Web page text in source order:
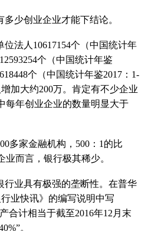
少创业企业才能下结论。
位法人10617154个（中国统计年
个（中国统计年鉴
个（中国统计年鉴2017：1-
加大约200万。肯定有不少企业
每年创业企业的数量明显大于
多家金融机构，500：1的比
而言，银行极其稀少。
行业具有极强的垄断性。在普华
业快讯》的编写说明中写
合计相当于截至2016年12月末
。